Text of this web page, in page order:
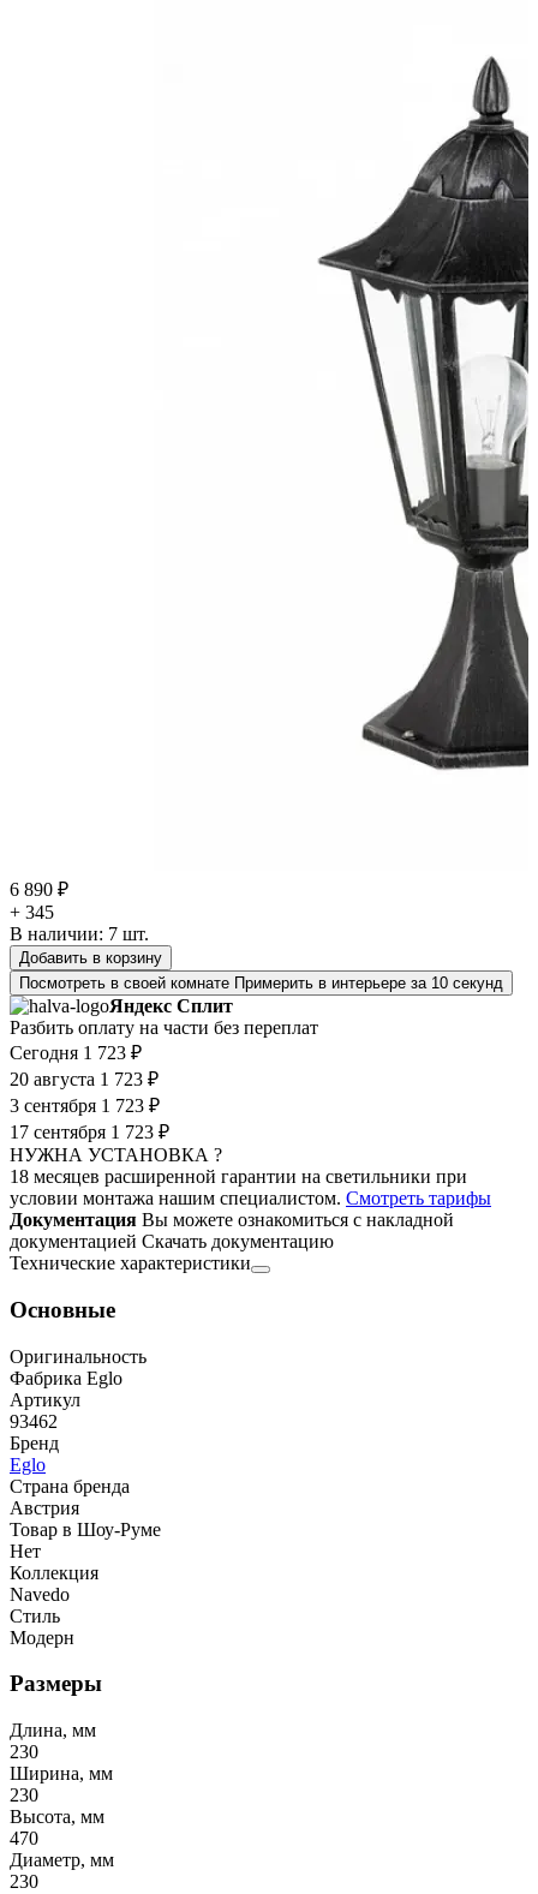
6 890 ₽
+ 345
В наличии: 7 шт.
Добавить в корзину
Посмотреть в своей комнате Примерить в интерьере за 10 секунд
Яндекс Сплит
Разбить оплату на части без переплат
Сегодня 1 723 ₽
20 августа 1 723 ₽
3 сентября 1 723 ₽
17 сентября 1 723 ₽
НУЖНА УСТАНОВКА ?
18 месяцев расширенной гарантии на светильники при
условии монтажа нашим специалистом. Смотреть тарифы
Документация Вы можете ознакомиться с накладной
документацией Скачать документацию
Технические характеристики
Основные
Оригинальность
Фабрика Eglo
Артикул
93462
Бренд
Eglo
Страна бренда
Австрия
Товар в Шоу-Руме
Нет
Коллекция
Navedo
Стиль
Модерн
Размеры
Длина, мм
230
Ширина, мм
230
Высота, мм
470
Диаметр, мм
230